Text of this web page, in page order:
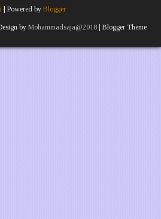
| Powered by Blogger
by Mohammadsaja@2018 | Blogger Theme